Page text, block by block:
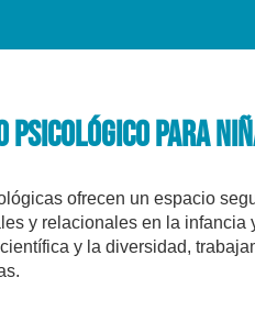
Psicológico para
ofrecen un espacio
y relacionales en la
y la diversidad,